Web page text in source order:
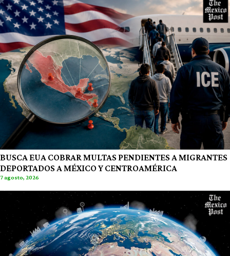
BUSCA EUA COBRAR MULTAS PENDIENTES A MIGRANTES
DEPORTADOS A MÉXICO Y CENTROAMÉRICA
7 agosto, 2026